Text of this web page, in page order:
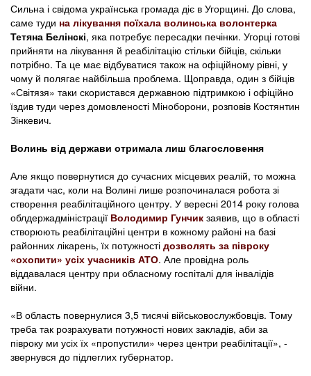
Сильна і свідома українська громада діє в Угорщині. До слова,
саме туди на лікування поїхала волинська волонтерка
Тетяна Белінскі, яка потребує пересадки печінки. Угорці готові
прийняти на лікування й реабілітацію стільки бійців, скільки
потрібно. Та це має відбуватися також на офіційному рівні, у
чому й полягає найбільша проблема. Щоправда, один з бійців
«Світязя» таки скористався державною підтримкою і офіційно
їздив туди через домовленості Міноборони, розповів Костянтин
Зінкевич.
Волинь від держави отримала лиш благословення
Але якщо повернутися до сучасних місцевих реалій, то можна
згадати час, коли на Волині лише розпочиналася робота зі
створення реабілітаційного центру. У вересні 2014 року голова
облдержадміністрації Володимир Гунчик заявив, що в області
створюють реабілітаційні центри в кожному районі на базі
районних лікарень, їх потужності дозволять за півроку
«охопити» усіх учасників АТО. Але провідна роль
віддавалася центру при обласному госпіталі для інвалідів
війни.
«В область повернулися 3,5 тисячі військовослужбовців. Тому
треба так розрахувати потужності нових закладів, аби за
півроку ми усіх їх «пропустили» через центри реабілітації», -
звернувся до підлеглих губернатор.